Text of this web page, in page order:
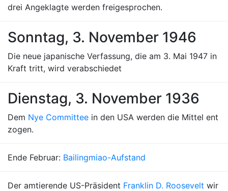
drei Angeklagte werden freigesprochen.
Sonntag, 3. November 1946
Die neue japanische Verfassung, die am 3. Mai 1947 in
Kraft tritt, wird verabschiedet
Dienstag, 3. November 1936
Dem Nye Committee in den USA werden die Mittel ent
zogen.
Ende Februar: Bailingmiao-Aufstand
Der amtierende US-Präsident Franklin D. Roosevelt wir